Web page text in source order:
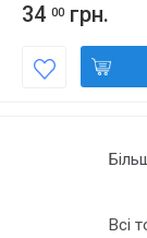
34 00 грн.
Всі